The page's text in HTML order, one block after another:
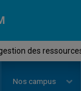
des
Nos campus